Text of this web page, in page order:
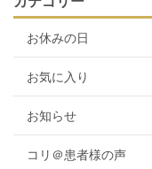
お休みの日
お気に入り
お知らせ
コリ＠患者様の声